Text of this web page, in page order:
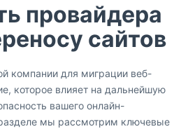
провайдера
сайтов
компании для миграции веб-
которое влияет на дальнейшую
вашего онлайн-
мы рассмотрим ключевые